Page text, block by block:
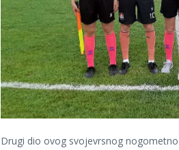
Drugi dio ovog svojevrsnog